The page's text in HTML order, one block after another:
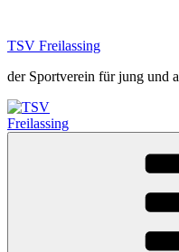
springen
TSV Freilassing
der Sportverein für jung und